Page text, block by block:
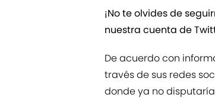
¡No te olvides de
nuestra cuenta de
De acuerdo con
través de sus redes
donde ya no